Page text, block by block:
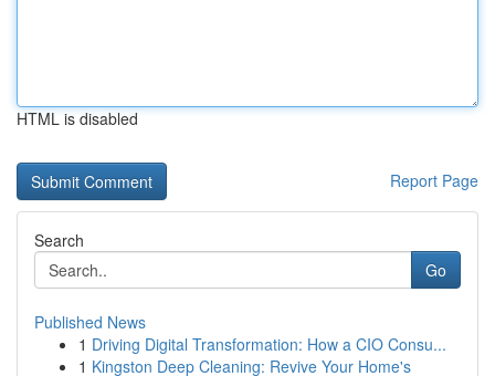
HTML is disabled
Report Page
Search
Go
Published News
1 Driving Digital Transformation: How a CIO Consu...
1 Kingston Deep Cleaning: Revive Your Home's